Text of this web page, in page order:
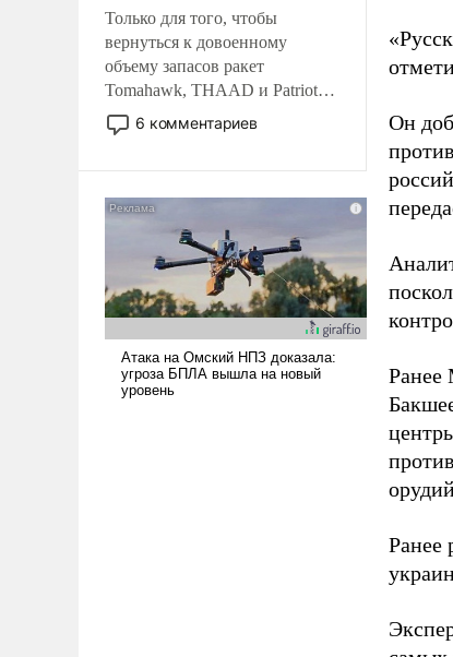
Только для того, чтобы
вернуться к довоенному
объему запасов ракет
Tomahawk, THAAD и Patriot
США потребуется более трех
лет. Даже небольшая война с
Сложившаяся ситуация
означает многолетний период
уязвимости США, например,
перед Китаем.
6 комментариев
Он
Ранее
Ранее